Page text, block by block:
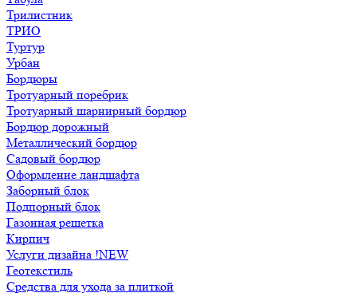
Трилистник
ТРИО
Туртур
Урбан
Бордюры
Тротуарный поребрик
Тротуарный шарнирный бордюр
Бордюр дорожный
Металлический бордюр
Садовый бордюр
Оформление ландшафта
Заборный блок
Подпорный блок
Газонная решетка
Кирпич
Услуги дизайна !NEW
Геотекстиль
Средства для ухода за плиткой